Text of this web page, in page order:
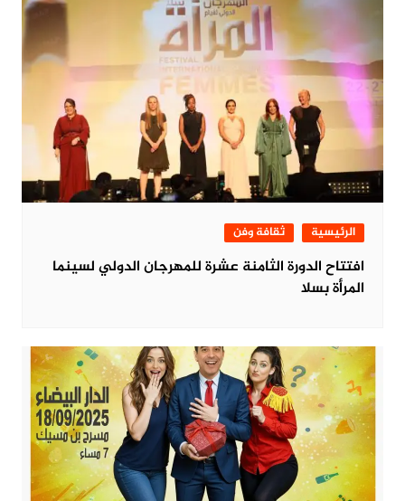
الرئيسية ثقافة وفن
افتتاح الدورة الثامنة عشرة للمهرجان الدولي لسينما
المرأة بسلا